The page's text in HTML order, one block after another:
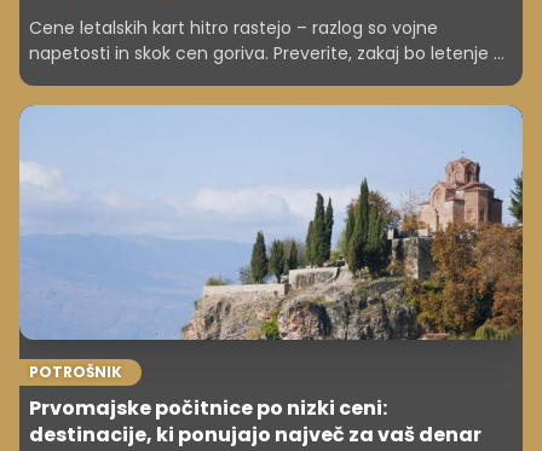
Cene letalskih kart hitro rastejo – razlog so vojne
napetosti in skok cen goriva. Preverite, zakaj bo letenje v
2026 dražje, katere družbe že uvajajo doplačila ter kako si
lahko potniki z zgodnjimi rezervacijami in pametnimi
POTROŠNIK
Prvomajske počitnice po nizki ceni:
destinacije, ki ponujajo največ za vaš denar